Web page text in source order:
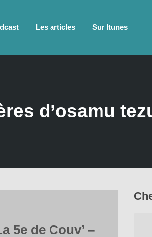
Les articles Sur Itunes
d’osamu
5e de Couv’ –